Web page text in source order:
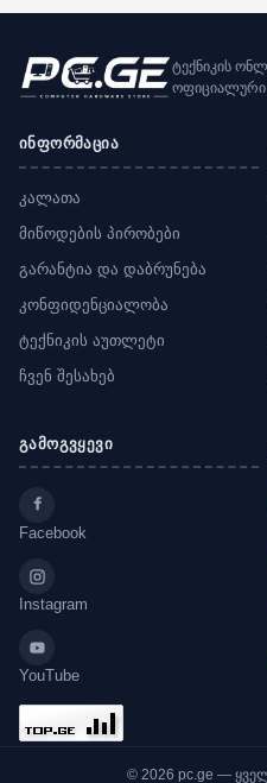
ტექნიკის
ოფიციალური
ინფორმაცია
კალათა
მიწოდების პირობები
გარანტია და დაბრუნება
კონფიდენციალობა
ტექნიკის აუთლეტი
ჩვენ შესახებ
გამოგვყევი
Facebook
Instagram
YouTube
© 2026 pc.ge —